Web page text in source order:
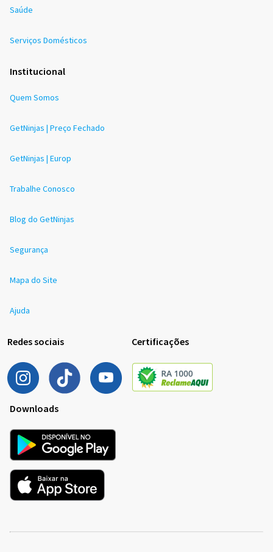
Saúde
Serviços Domésticos
Institucional
Quem Somos
GetNinjas | Preço Fechado
GetNinjas | Europ
Trabalhe Conosco
Blog do GetNinjas
Segurança
Mapa do Site
Ajuda
Redes sociais Certificações
Downloads